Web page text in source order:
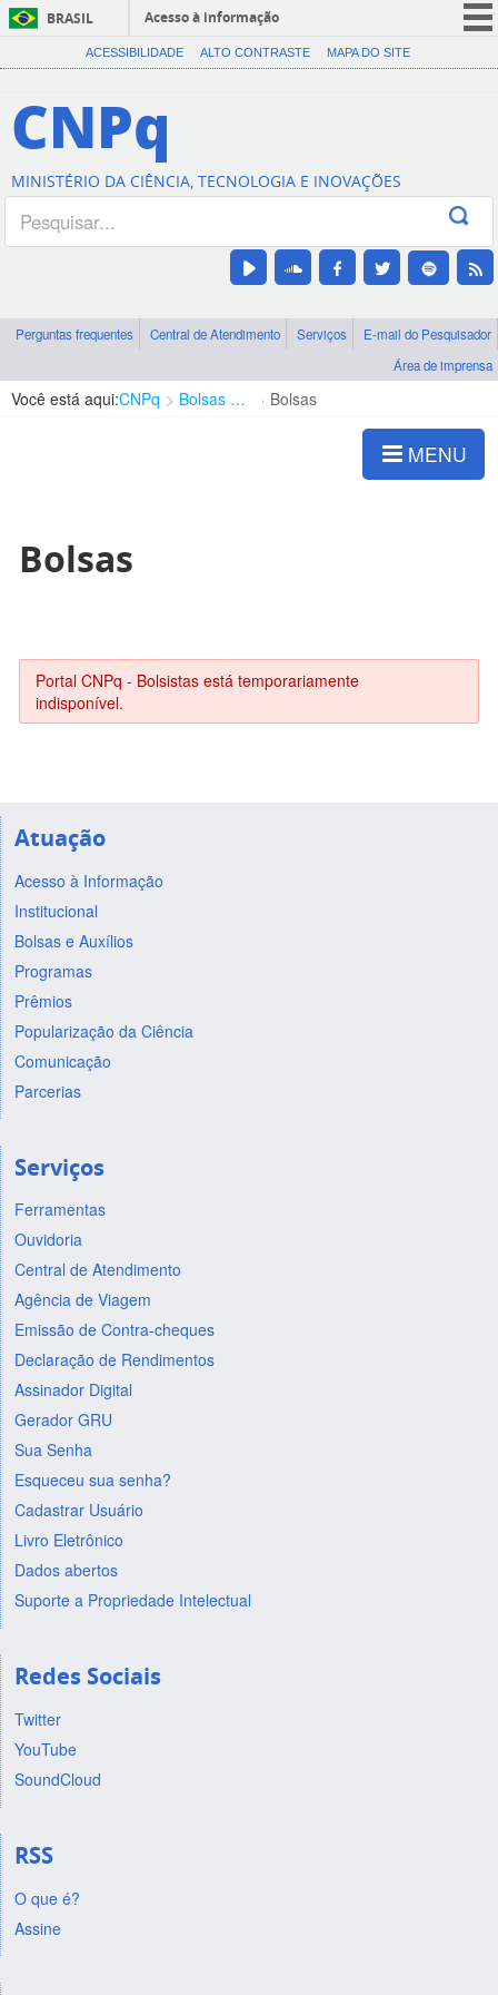
BRASIL
Acesso à informação
CORONAVÍRUS (COVID-19)
Canais
ACESSIBILIDADE ALTO CONTRASTE MAPA DO SITE
CNPq
MINISTÉRIO DA CIÊNCIA, TECNOLOGIA E INOVAÇÕES
Perguntas frequentes Central de Atendimento Serviços
E-mail do Pesquisador
Área de imprensa
Você está aqui:CNPq Bolsas e Auxílios Vigentes Bolsas
MENU
Bolsas
Portal CNPq - Bolsistas está temporariamente
indisponível.
Atuação
Acesso à Informação
Institucional
Bolsas e Auxílios
Programas
Prêmios
Popularização da Ciência
Comunicação
Parcerias
Serviços
Ferramentas
Ouvidoria
Central de Atendimento
Agência de Viagem
Emissão de Contra-cheques
Declaração de Rendimentos
Assinador Digital
Gerador GRU
Sua Senha
Esqueceu sua senha?
Cadastrar Usuário
Livro Eletrônico
Dados abertos
Suporte a Propriedade Intelectual
Redes Sociais
Twitter
YouTube
SoundCloud
RSS
O que é?
Assine